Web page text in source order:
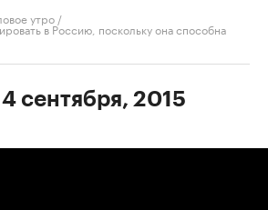
утро /
в Россию, поскольку она способна
сентября, 2015